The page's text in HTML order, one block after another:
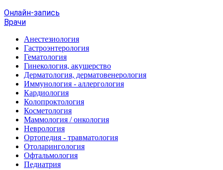
Онлайн-запись
Врачи
Анестезиология
Гастроэнтерология
Гематология
Гинекология, акушерство
Дерматология, дерматовенерология
Иммунология - аллергология
Кардиология
Колопроктология
Косметология
Маммология / онкология
Неврология
Ортопедия - травматология
Отоларингология
Офтальмология
Педиатрия